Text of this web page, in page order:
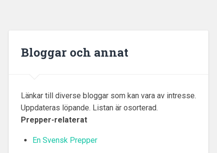
Bloggar och annat
Länkar till diverse bloggar som kan vara av intresse.
Uppdateras löpande. Listan är osorterad.
Prepper-relaterat
En Svensk Prepper